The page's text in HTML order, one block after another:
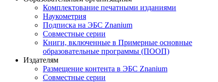
Комплектование печатными изданиями
Наукометрия
Подписка на ЭБС Znanium
Совместные серии
Книги, включенные в Примерные основные
образовательные программы (ПООП)
Издателям
Размещение контента в ЭБС Znanium
Совместные серии